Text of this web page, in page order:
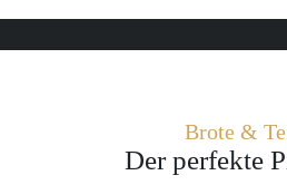
Brote &
Der perfekte